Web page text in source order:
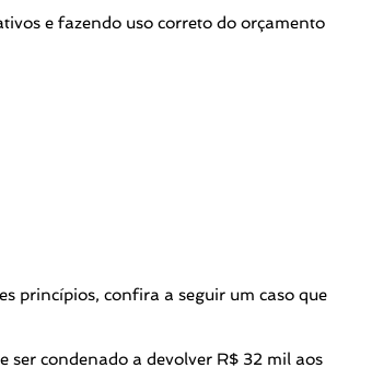
e fazendo uso correto do orçamento
princípios, confira a seguir um caso que
ser condenado a devolver R$ 32 mil aos